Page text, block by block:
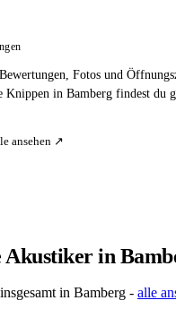
Fotos und
Knippen in Bamberg findest du
ansehen ↗
Akustiker in
in Bamberg - alle